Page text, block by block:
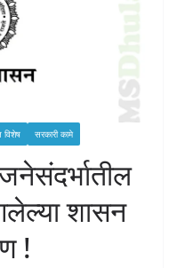
विशेष सरकारी कामे
शासन
!